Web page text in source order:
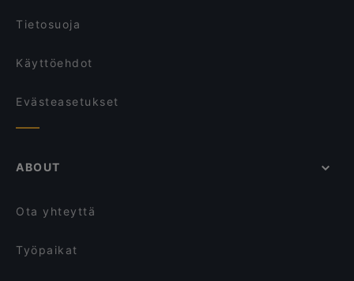
Tietosuoja
Käyttöehdot
Evästeasetukset
ABOUT
Ota yhteyttä
Työpaikat